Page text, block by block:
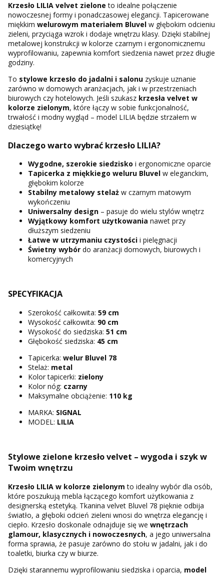
Krzesło LILIA velvet zielone to idealne połączenie
nowoczesnej formy i ponadczasowej elegancji. Tapicerowane
miękkim welurowym materiałem Bluvel w głębokim odcieniu
zieleni, przyciąga wzrok i dodaje wnętrzu klasy. Dzięki stabilnej
metalowej konstrukcji w kolorze czarnym i ergonomicznemu
wyprofilowaniu, zapewnia komfort siedzenia nawet przez długie
godziny.
To stylowe krzesło do jadalni i salonu zyskuje uznanie
zarówno w domowych aranżacjach, jak i w przestrzeniach
biurowych czy hotelowych. Jeśli szukasz krzesła velvet w
kolorze zielonym, które łączy w sobie funkcjonalność,
trwałość i modny wygląd – model LILIA będzie strzałem w
dziesiątkę!
Dlaczego warto wybrać krzesło LILIA?
Wygodne, szerokie siedzisko i ergonomiczne oparcie
Tapicerka z miękkiego weluru Bluvel w eleganckim,
głębokim kolorze
Stabilny metalowy stelaż w czarnym matowym
wykończeniu
Uniwersalny design – pasuje do wielu stylów wnętrz
Wyjątkowy komfort użytkowania nawet przy
dłuższym siedzeniu
Łatwe w utrzymaniu czystości i pielęgnacji
Świetny wybór do aranżacji domowych, biurowych i
komercyjnych
SPECYFIKACJA
Szerokość całkowita: 59 cm
Wysokość całkowita: 90 cm
Wysokość do siedziska: 51 cm
Głębokość siedziska: 45 cm
Tapicerka: welur Bluvel 78
Stelaż: metal
Kolor tapicerki: zielony
Kolor nóg: czarny
Maksymalne obciążenie: 110 kg
MARKA: SIGNAL
MODEL: LILIA
Stylowe zielone krzesło velvet – wygoda i szyk w
Twoim wnętrzu
Krzesło LILIA w kolorze zielonym to idealny wybór dla osób,
które poszukują mebla łączącego komfort użytkowania z
designerską estetyką. Tkanina velvet Bluvel 78 pięknie odbija
światło, a głęboki odcień zieleni wnosi do wnętrza elegancję i
ciepło. Krzesło doskonale odnajduje się we wnętrzach
glamour, klasycznych i nowoczesnych, a jego uniwersalna
forma sprawia, że pasuje zarówno do stołu w jadalni, jak i do
toaletki, biurka czy w biurze.
Dzięki starannemu wyprofilowaniu siedziska i oparcia, model